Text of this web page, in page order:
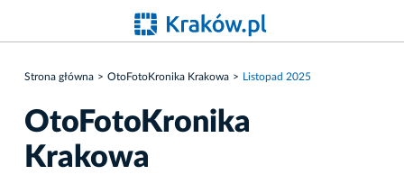
Strona główna OtoFotoKronika Krakowa Listopad 2025
OtoFotoKronika
Krakowa